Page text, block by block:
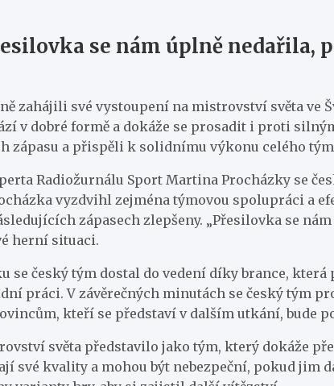
se nám úplně
zahájili své vystoupení na mistrovství světa
v dobré formě a dokáže se prosadit i proti
zápasu a přispěli k solidnímu výkonu celého
Radiožurnálu Sport Martina Procházky se
vyzdvihl zejména týmovou spolupráci a
zápasech zlepšeny. „Přesilovka se
herní situaci.
se český tým dostal do vedení díky brance,
práci. V závěrečných minutách se český tým
kteří se představí v dalším utkání, bude
světa představilo jako tým, který dokáže
své kvality a mohou být nebezpeční, pokud jim